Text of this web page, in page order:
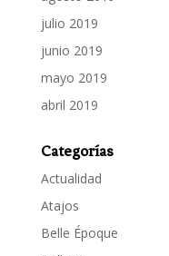
julio 2019
junio 2019
mayo 2019
abril 2019
Categorías
Actualidad
Atajos
Belle Époque